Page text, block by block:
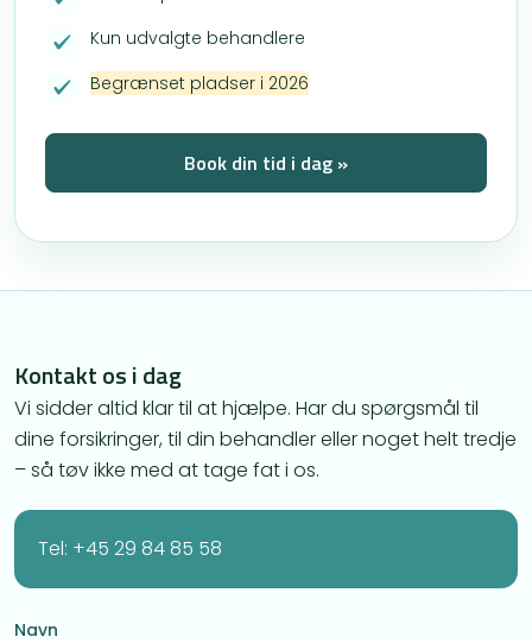
Kun udvalgte behandlere
Begrænset pladser i 2026
Book din tid i dag »
Kontakt os i dag
Vi sidder altid klar til at hjælpe. Har du spørgsmål til
dine forsikringer, til din behandler eller noget helt tredje
– så tøv ikke med at tage fat i os.
Tel: +45 29 84 85 58
Navn